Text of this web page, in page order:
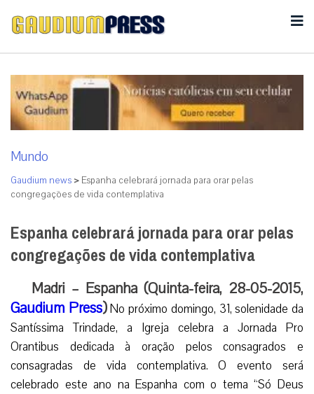
Mundo
Gaudium news > Espanha celebrará jornada para orar pelas
congregações de vida contemplativa
Espanha celebrará jornada para orar pelas
congregações de vida contemplativa
Madri – Espanha (Quinta-feira, 28-05-2015,
Gaudium Press)No próximo domingo, 31, solenidade da
Santíssima Trindade, a Igreja celebra a Jornada Pro
Orantibus dedicada à oração pelos consagrados e
consagradas de vida contemplativa. O evento será
celebrado este ano na Espanha com o tema “Só Deus